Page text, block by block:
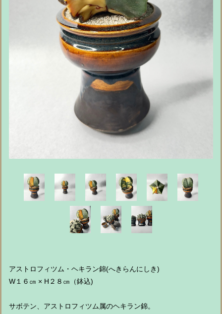
アストロフィツム・ヘキラン錦(へきらんにしき)
W１６㎝ × H２８㎝（鉢込)
サボテン、アストロフィツム属のヘキラン錦。